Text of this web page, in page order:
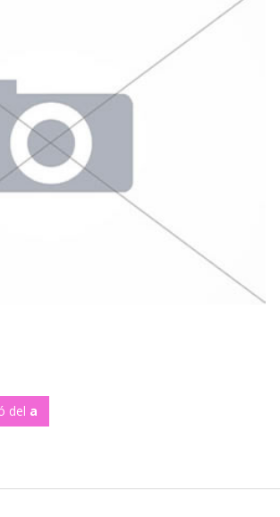
del a